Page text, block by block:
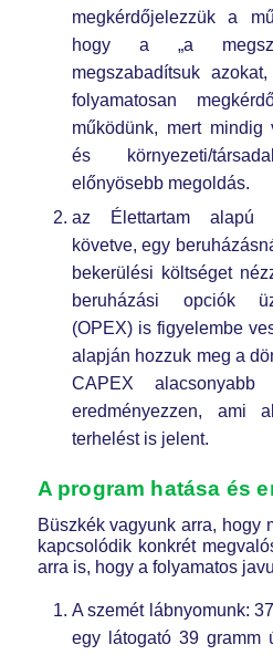
megkérdőjelezzük a
hogy a „a
megszabadítsuk
folyamatosan
működünk, mert
és környezeti/
előnyösebb megoldás.
az Élettartam alapú
követve, egy
bekerülési költséget
beruházási opciók
(OPEX) is figyelembe
alapján hozzuk meg a
CAPEX
eredményezzen, ami
terhelést is jelent.
A program hatása és
Büszkék vagyunk arra, hogy
kapcsolódik konkrét
arra is, hogy a folyamatos
A szemét lábnyomunk:
egy látogató 39 gramm